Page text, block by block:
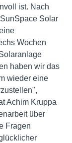
ist. Nach
Solar
Wochen
haben wir das
wieder eine
Achim Kruppa
über
Fragen